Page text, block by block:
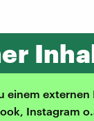
einem
Instagram